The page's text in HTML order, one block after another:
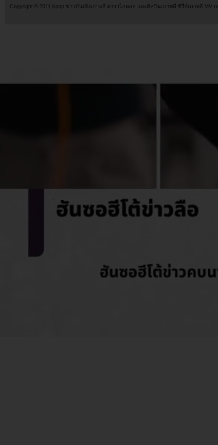
Copyright © 2011 Kpop ข่าวบันเทิงเกาหลี ดาราไอดอล และศิลปินเกาหลี ซีรี่ย์เกาหลี MV